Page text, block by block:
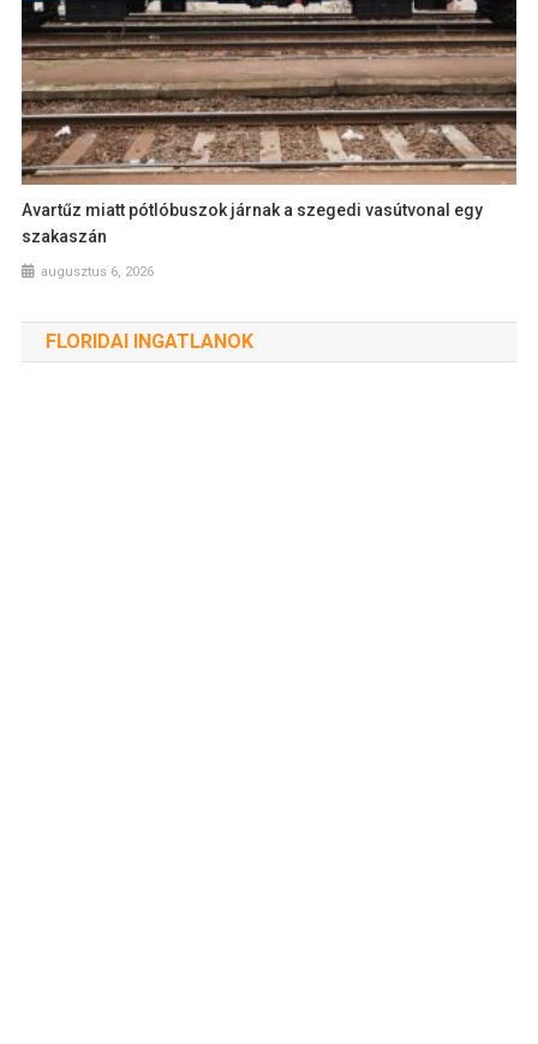
Avartűz miatt pótlóbuszok járnak a szegedi vasútvonal egy
szakaszán
augusztus 6, 2026
FLORIDAI INGATLANOK